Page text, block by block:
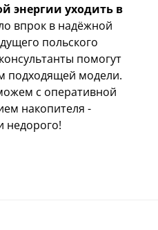
энергии уходить в
впрок в надёжной
польского
помогут
подходящей модели.
с оперативной
накопителя -
недорого!